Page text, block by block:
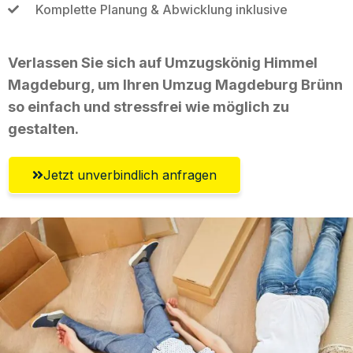
Komplette Planung & Abwicklung inklusive
Verlassen Sie sich auf Umzugskönig Himmel
Magdeburg, um Ihren Umzug Magdeburg Brünn
so einfach und stressfrei wie möglich zu
gestalten.
Jetzt unverbindlich anfragen